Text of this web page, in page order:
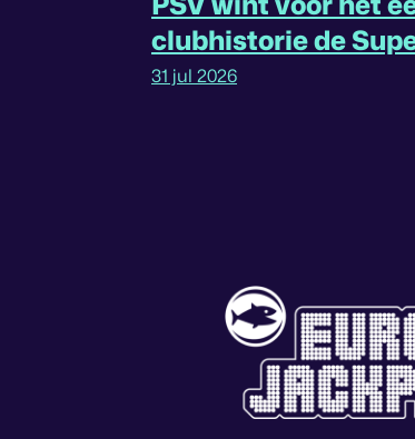
clubhistorie de
31 jul 2026